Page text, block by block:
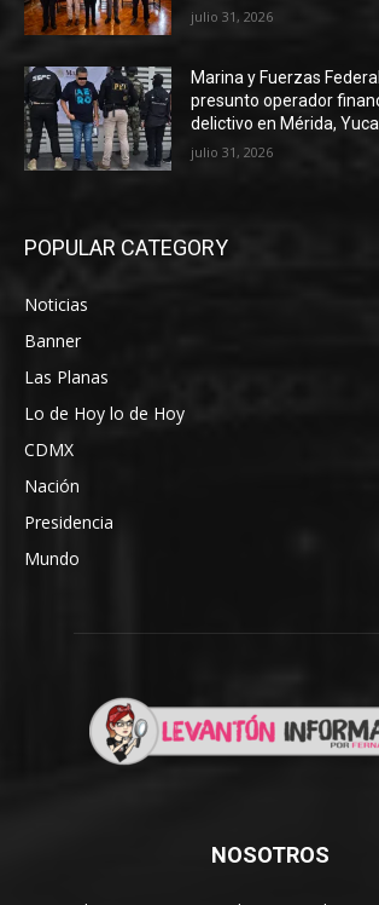
julio 31, 2026
Marina y Fuerzas
presunto operador
delictivo en Mérida,
julio 31, 2026
POPULAR CATEGORY
Noticias
Banner
Las Planas
Lo de Hoy lo de Hoy
CDMX
Nación
Presidencia
Mundo
NOSOTROS